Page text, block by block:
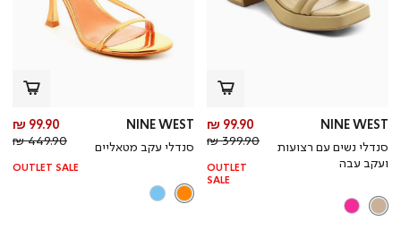
NINE WEST
סנדלי נשים עם רצועות
ועקב עבה
מחיר
מוצר
99.90 ₪
מחיר
רגיל
399.90 ₪
OUTLET
SALE
NINE WEST
סנדלי עקב מטאליים
99.90 ₪
449.90 ₪
OUTLET SALE